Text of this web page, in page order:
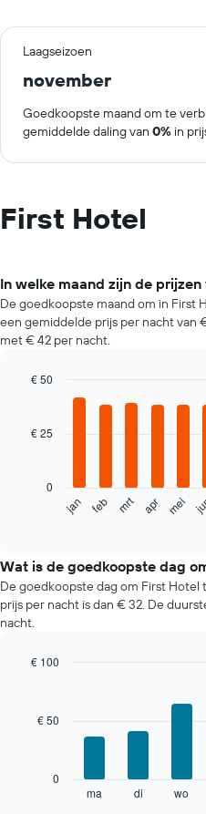
Laagseizoen
november
Goedkoopste maand om te
gemiddelde daling van 0% in
First Hotel
In welke maand zijn de
De goedkoopste maand om in First
een gemiddelde prijs per nacht van
met € 42 per nacht.
with
12
volgende
de
gemiddelde
prijs
per
maand
een
grafiek
jan feb mrt apr mei
0
€ 25
€ 50
Wat is de goedkoopste dag
De goedkoopste dag om First Hotel
prijs per nacht is dan € 32. De
nacht.
ma di wo
0
€ 50
€ 100